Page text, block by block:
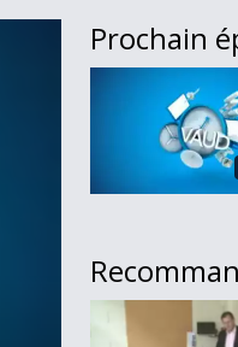
Prochain
Les Nouvelles
Les Nouvelles